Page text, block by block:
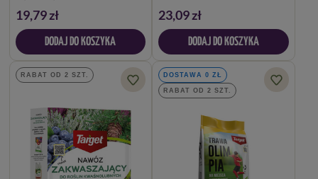
19,79 zł
DODAJ DO KOSZYKA
23,09 zł
DODAJ DO KOSZYKA
RABAT OD 2 SZT. DOSTAWA 0 ZŁ
RABAT OD 2 SZT.